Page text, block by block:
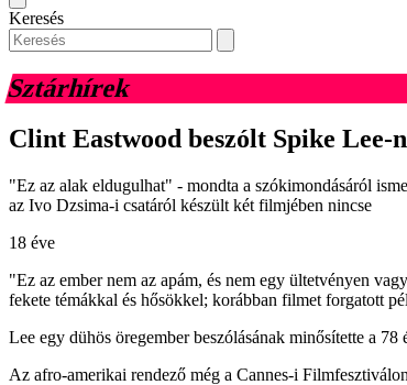
Keresés
Sztárhírek
Clint Eastwood beszólt Spike Lee-
"Ez az alak eldugulhat" - mondta a szókimondásáról
az Ivo Dzsima-i csatáról készült két filmjében nincse
18 éve
"Ez az ember nem az apám, és nem egy ültetvényen
fekete témákkal és hősökkel; korábban filmet forgatott
Lee egy dühös öregember beszólásának minősítette a
Az afro-amerikai rendező még a Cannes-i